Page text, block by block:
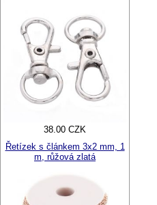
38.00 CZK
Řetízek s článkem 3x2 mm, 1
m, růžová zlatá